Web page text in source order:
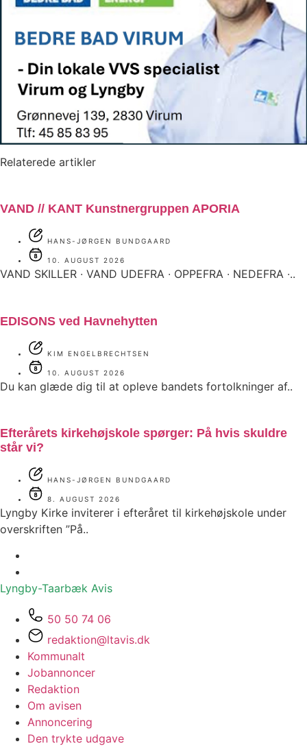
Relaterede artikler
VAND // KANT Kunstnergruppen APORIA
HANS-JØRGEN BUNDGAARD
10. AUGUST 2026
VAND SKILLER ∙ VAND UDEFRA ∙ OPPEFRA ∙ NEDEFRA ∙..
EDISONS ved Havnehytten
KIM ENGELBRECHTSEN
10. AUGUST 2026
Du kan glæde dig til at opleve bandets fortolkninger af..
Efterårets kirkehøjskole spørger: På hvis skuldre
står vi?
HANS-JØRGEN BUNDGAARD
8. AUGUST 2026
Lyngby Kirke inviterer i efteråret til kirkehøjskole under
overskriften ”På..
Lyngby-Taarbæk Avis
50 50 74 06
redaktion@ltavis.dk
Kommunalt
Jobannoncer
Redaktion
Om avisen
Annoncering
Den trykte udgave